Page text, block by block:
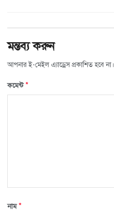
মন্তব্য করুন
আপনার ই-মেইল এ্যাড্রেস প্রকাশিত হবে না।
কমেন্ট*
নাম*